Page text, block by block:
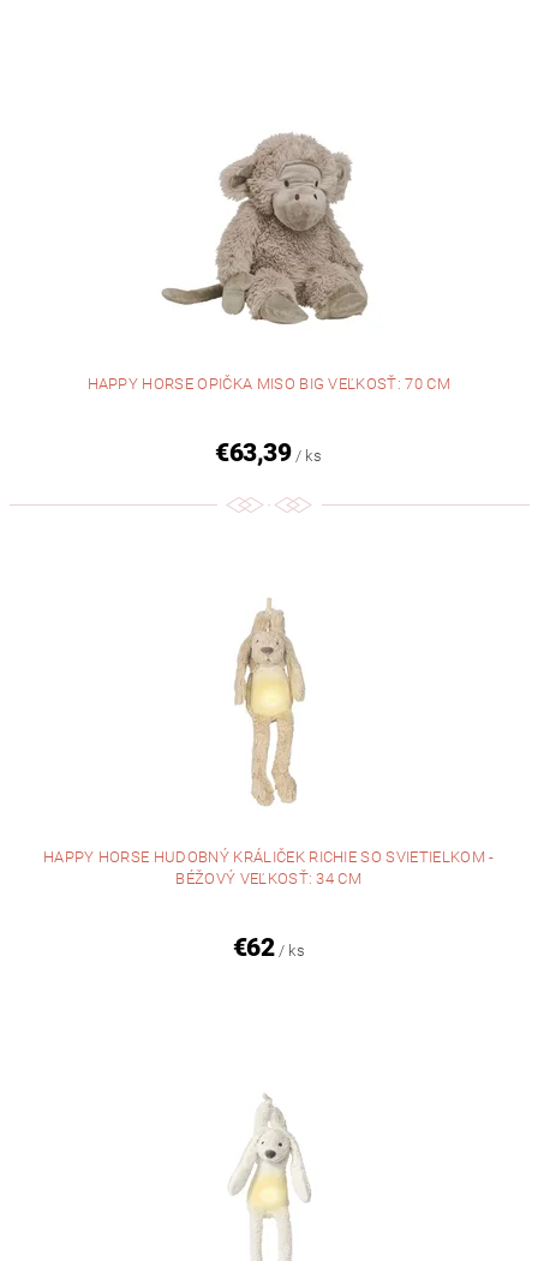
HAPPY HORSE OPIČKA MISO BIG VEĽKOSŤ: 70 CM
€63,39 / ks
HAPPY HORSE HUDOBNÝ KRÁLIČEK RICHIE SO SVIETIELKOM -
BÉŽOVÝ VEĽKOSŤ: 34 CM
€62 / ks